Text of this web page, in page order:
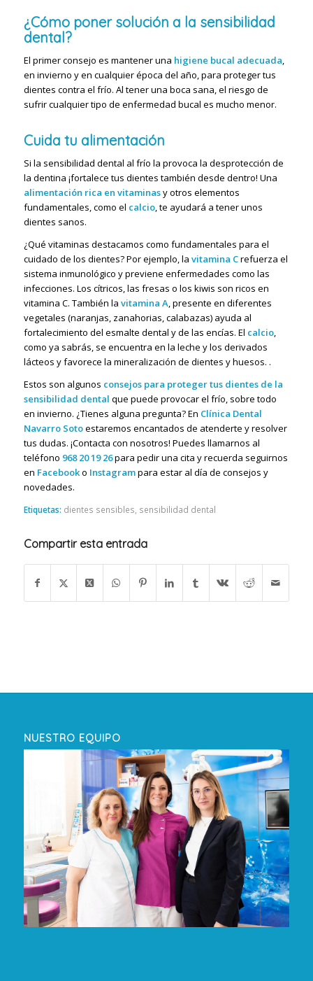
¿Cómo poner solución a la sensibilidad
dental?
El primer consejo es mantener una higiene bucal adecuada,
en invierno y en cualquier época del año,para proteger tus
dientes contra el frío. Al tener una boca sana, el riesgo de
sufrir cualquier tipo de enfermedad bucal es mucho menor.
Cuida tu alimentación
Si la sensibilidad dental al frío la provoca la desprotección de
la dentina ¡fortalece tus dientes también desde dentro! Una
alimentación rica en vitaminasy otros elementos
fundamentales, como el calcio, te ayudará a tener unos
dientes sanos.
¿Qué vitaminas destacamos como fundamentales para el
cuidado de los dientes? Por ejemplo, la vitamina Crefuerza el
sistema inmunológico y previene enfermedades como las
infecciones. Los cítricos, las fresas o los kiwis son ricos en
vitamina C. También la vitamina A, presente en diferentes
vegetales (naranjas, zanahorias, calabazas) ayuda al
fortalecimiento del esmalte dental y de las encías. El calcio,
como ya sabrás, se encuentra en la leche y los derivados
lácteos y favorece la mineralización de dientes y huesos. .
Estos son algunos consejos para proteger tus dientes de la
sensibilidad dental que puede provocar el frío, sobre todo
en invierno. ¿Tienes alguna pregunta? En Clínica Dental
Navarro Sotoestaremos encantados de atenderte y resolver
tus dudas. ¡Contacta con nosotros! Puedes llamarnos al
teléfono 968 20 19 26para pedir una cita y recuerda seguirnos
en Facebooko Instagrampara estar al día de consejos y
novedades.
Etiquetas: dientes sensibles sensibilidad dental
Compartir esta entrada
NUESTRO EQUIPO